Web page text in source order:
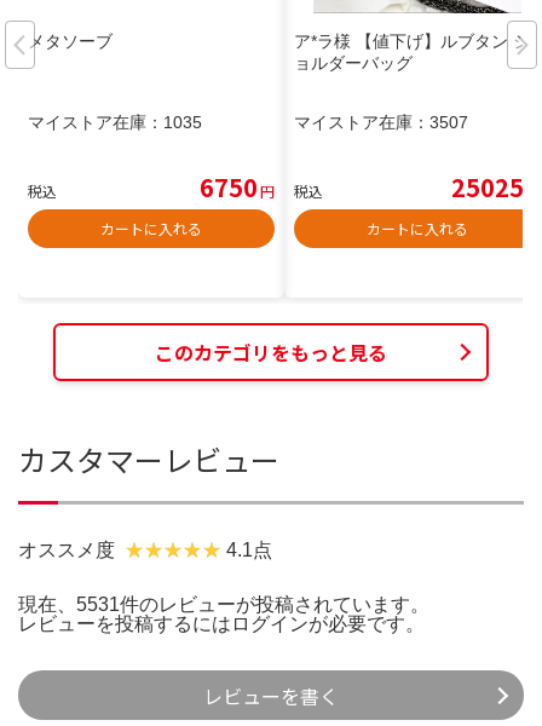
メタソーブ
マイストア在庫： 1035
税込 6750円
カートに入れる
ア*ラ様 【値下げ】ルブタン シ
ョルダーバッグ
マイストア在庫： 3507
税込 25025
カートに入れる
このカテゴリをもっと見る
カスタマーレビュー
オススメ度 4.1点
現在、5531件のレビューが投稿されています。
レビューを投稿するには ログインが必要です。
レビューを書く